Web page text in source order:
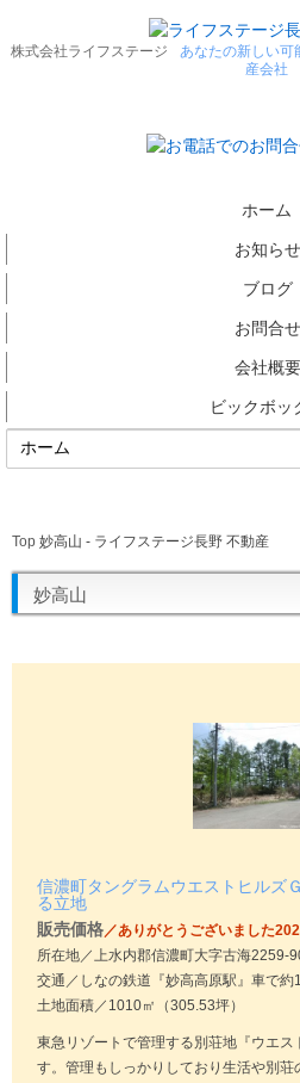
株式会社ライフステージ
あなたの新しい可
産会社
ホーム
お知らせ
ブログ
お問合せ
会社概要
ビックボッ
Top 妙高山 - ライフステージ長野 不動産
妙高山
信濃町タングラムウエストヒル
る立地
販売価格／ありがとうございました
所在地／上水内郡信濃町大字古海2259-
交通／しなの鉄道『妙高高原駅』車で約
土地面積／1010㎡（305.53坪）
東急リゾートで管理する別荘地『ウエ
す。管理もしっかりしており生活や別